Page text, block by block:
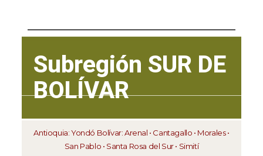
portal web
www.renovacionterritorio.gov.co
/central-pdet, a la cual se puede
acceder directamente haciendo clic
Por lo tanto, este sitio web
únicamente servirá como repositorio
Subregión Sur de Bolívar
Subregión SUR DE
BOLÍVAR
Antioquia: Yondó Bolívar:Arenal • Cantagallo • Morales•
San Pablo • Santa Rosa del Sur• Simití